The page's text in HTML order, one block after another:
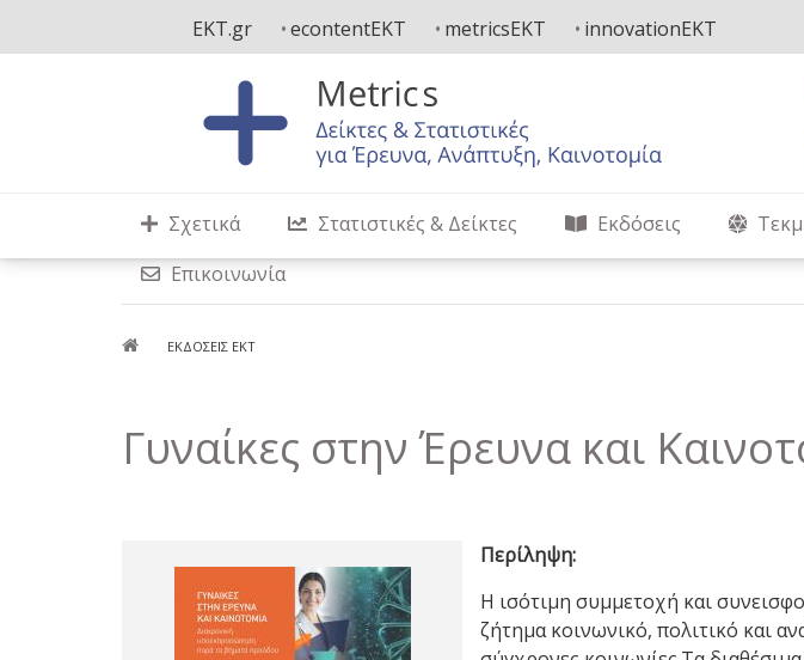
EKT.gr econtentEKT metricsEKT innovationEKT
Σχετικά Στατιστικές & Δείκτες Εκδόσεις
Επικοινωνία
Breadcrumb
ΕΚΔΌΣΕΙΣ ΕΚΤ
Γυναίκες στην Έρευνα και
Περίληψη:
Η ισότιμη συμμετοχή και
ζήτημα κοινωνικό, πολιτικό και